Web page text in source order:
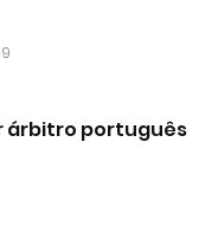
árbitro português